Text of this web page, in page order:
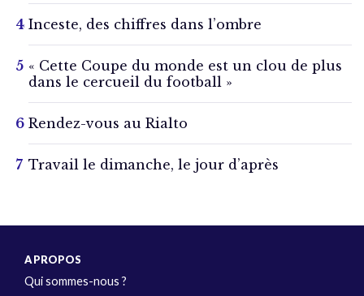
Inceste, des chiffres dans l’ombre
« Cette Coupe du monde est un clou de plus
dans le cercueil du football »
Rendez-vous au Rialto
Travail le dimanche, le jour d’après
A PROPOS
Qui sommes-nous ?